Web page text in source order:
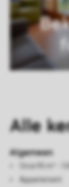
Alle
Algemeen
Circa 95 m² -
Appartement